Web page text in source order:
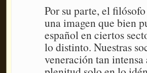
Por su parte, el
una imagen que bien
español en ciertos
lo distinto. Nuestras
veneración tan intensa